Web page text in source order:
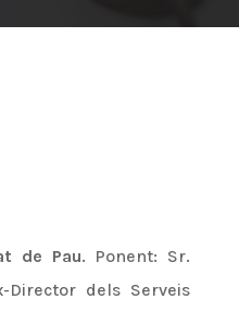
de Pau. Ponent: Sr.
Director dels Serveis